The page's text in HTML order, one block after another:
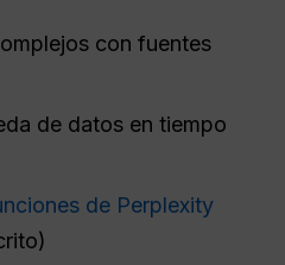
con fuentes
de datos en tiempo
de Perplexity